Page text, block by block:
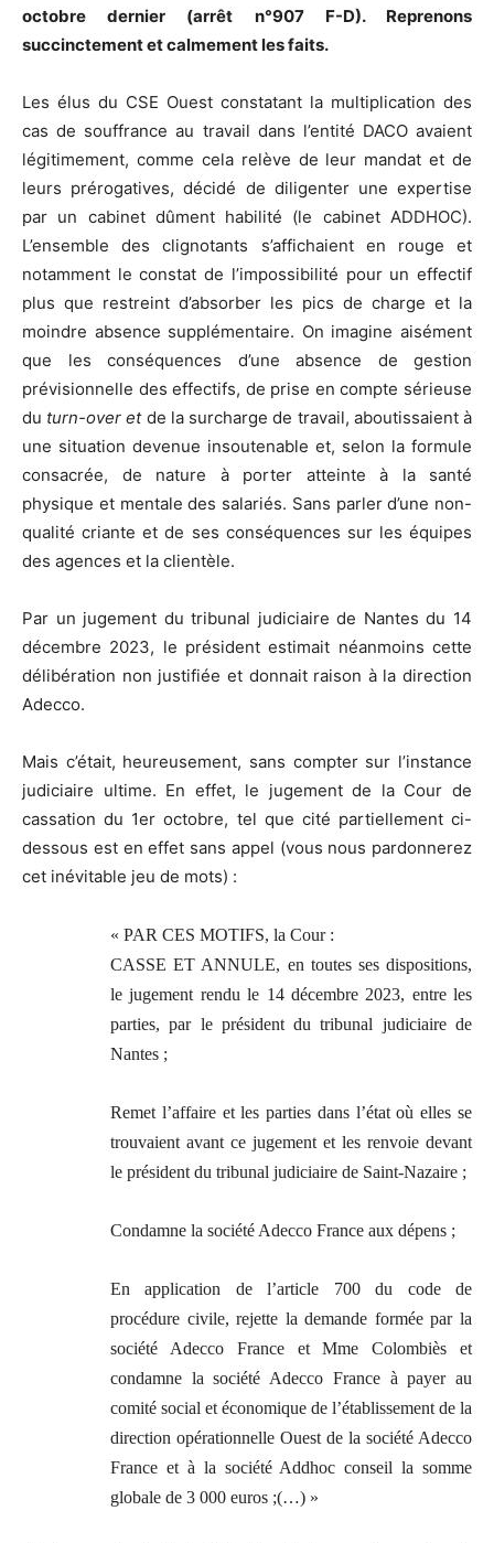
octobre dernier (arrêt n°907 F-D). Reprenons
succinctement et calmement les faits.
Les élus du CSE Ouest constatant la multiplication des
cas de souffrance au travail dans l’entité DACO avaient
légitimement, comme cela relève de leur mandat et de
leurs prérogatives, décidé de diligenter une expertise
par un cabinet dûment habilité (le cabinet ADDHOC).
L’ensemble des clignotants s’affichaient en rouge et
notamment le constat de l’impossibilité pour un effectif
plus que restreint d’absorber les pics de charge et la
moindre absence supplémentaire. On imagine aisément
que les conséquences d’une absence de gestion
prévisionnelle des effectifs, de prise en compte sérieuse
du turn-over etde la surcharge de travail, aboutissaient à
une situation devenue insoutenable et, selon la formule
consacrée, de nature à porter atteinte à la santé
physique et mentale des salariés. Sans parler d’une non-
qualité criante et de ses conséquences sur les équipes
des agences et la clientèle.
Par un jugement du tribunal judiciaire de Nantes du 14
décembre 2023, le président estimait néanmoins cette
délibération non justifiée et donnait raison à la direction
Adecco.
Mais c’était, heureusement, sans compter sur l’instance
judiciaire ultime. En effet, le jugement de la Cour de
cassation du 1er octobre, tel que cité partiellement ci-
dessous est en effet sans appel (vous nous pardonnerez
cet inévitable jeu de mots) :
« PAR CES MOTIFS, la Cour :
CASSE ET ANNULE, en toutes ses dispositions,
le jugement rendu le 14 décembre 2023, entre les
parties, par le président du tribunal judiciaire de
Nantes ;
Remet l’affaire et les parties dans l’état où elles se
trouvaient avant ce jugement et les renvoie devant
le président du tribunal judiciaire de Saint-Nazaire ;
Condamne la société Adecco France aux dépens ;
En application de l’article 700 du code de
procédure civile, rejette la demande formée par la
société Adecco France et Mme Colombiès et
condamne la société Adecco France à payer au
comité social et économique de l’établissement de la
direction opérationnelle Ouest de la société Adecco
France et à la société Addhoc conseil la somme
globale de 3 000 euros ;(…) »